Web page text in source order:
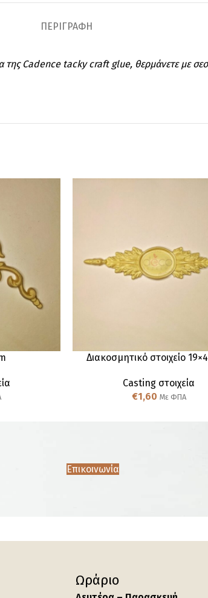
ΠΕΡΙΓΡΑΦΉ
της Cadence tacky craft glue, θερμάνετε με
Διακοσμητικό στοιχείο
Casting στοιχεία
€1,60 Με ΦΠΑ
Επικοινωνία
Ωράριο